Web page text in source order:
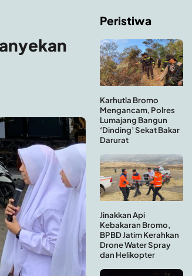
Peristiwa
Karhutla Bromo
Mengancam, Polres
Lumajang Bangun
‘Dinding’ Sekat Bakar
Darurat
Jinakkan Api
Kebakaran Bromo,
BPBD Jatim Kerahkan
Drone Water Spray
dan Helikopter